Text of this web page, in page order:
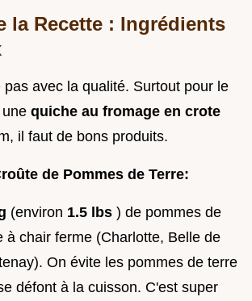
la Recette : Ingrédients
pas avec la qualité. Surtout pour le
quiche au fromage en crote
il faut de bons produits.
de Pommes de Terre:
(environ 1.5 lbs ) de pommes de
à chair ferme (Charlotte, Belle de
On évite les pommes de terre
défont à la cuisson. C'est super